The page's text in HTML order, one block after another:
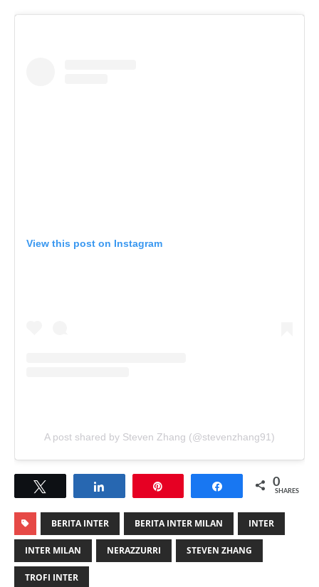
View this post on Instagram
A post shared by Steven Zhang (@stevenzhang91)
Share 0
SHARES
BERITA INTER BERITA INTER MILAN INTER
INTER MILAN NERAZZURRI STEVEN ZHANG
TROFI INTER